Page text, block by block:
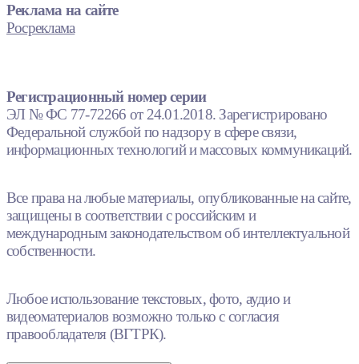
Реклама на сайте
Росреклама
Регистрационный номер серии
ЭЛ № ФС 77-72266 от 24.01.2018. Зарегистрировано
Федеральной службой по надзору в сфере связи,
информационных технологий и массовых коммуникаций.
Все права на любые материалы, опубликованные на сайте,
защищены в соответствии с российским и
международным законодательством об интеллектуальной
собственности.
Любое использование текстовых, фото, аудио и
видеоматериалов возможно только с согласия
правообладателя (ВГТРК).